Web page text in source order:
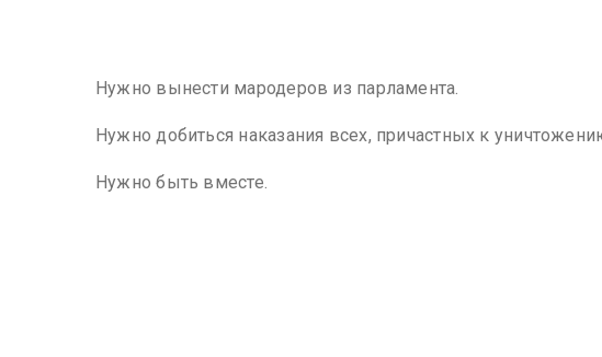
Нужно вынести мародеров из парламента.
Нужно добиться наказания всех, причастных к
Нужно быть вместе.